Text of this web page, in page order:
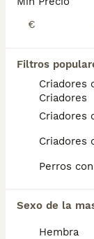
€
Filtros
Criadores
Criadores
Criadores
Criadores
Perros
Sexo de la
Hembra
de
Habanero
pedigrí,
ubicación.